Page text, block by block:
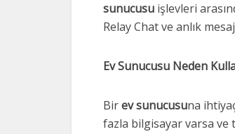
sunucusu işlevleri
Relay Chat ve anlık
Ev Sunucusu Neden
Birev sunucusuna
fazla bilgisayar varsa